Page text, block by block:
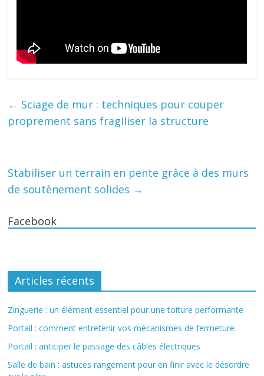
← Sciage de mur : techniques pour couper
proprement sans fragiliser la structure
Stabiliser un terrain en pente grâce à des murs
de soutènement solides →
Facebook
Articles récents
Zinguerie : un élément essentiel pour une toiture performante
Portail : comment entretenir vos mécanismes de fermeture
Portail : anticiper le passage des câbles électriques
Salle de bain : astuces rangement pour en finir avec le désordre